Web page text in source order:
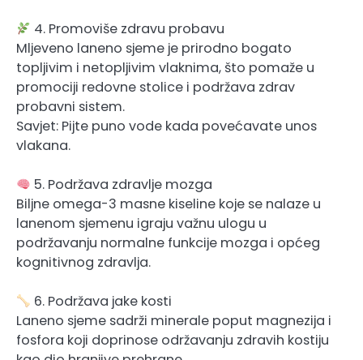
4. Promoviše zdravu probavu
Mljeveno laneno sjeme je prirodno bogato
topljivim i netopljivim vlaknima, što pomaže u
promociji redovne stolice i podržava zdrav
probavni sistem.
Savjet: Pijte puno vode kada povećavate unos
vlakana.
5. Podržava zdravlje mozga
Biljne omega-3 masne kiseline koje se nalaze u
lanenom sjemenu igraju važnu ulogu u
podržavanju normalne funkcije mozga i općeg
kognitivnog zdravlja.
6. Podržava jake kosti
Laneno sjeme sadrži minerale poput magnezija i
fosfora koji doprinose održavanju zdravih kostiju